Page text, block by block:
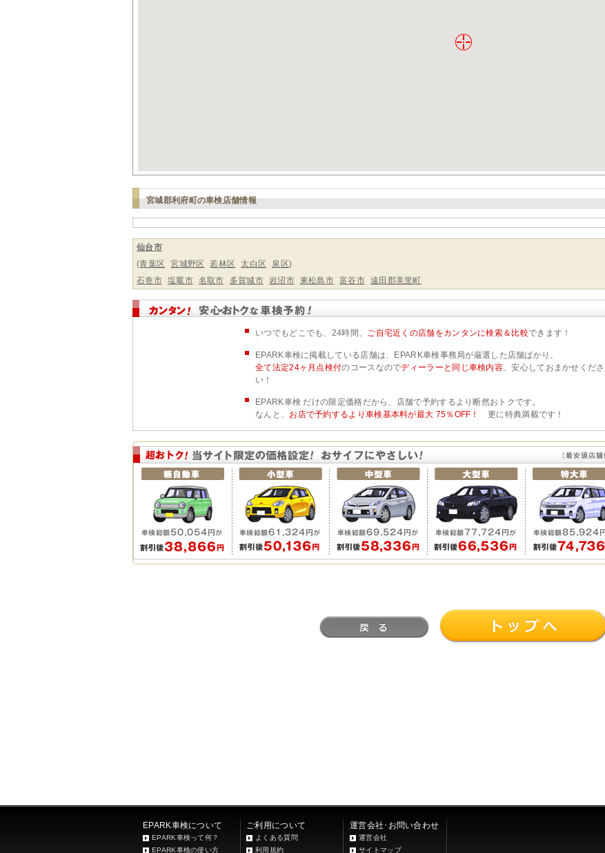
宮城郡利府町の車検店舗情報
仙台市
(青葉区 宮城野区 若林区 太白区 泉区)
石巻市 塩竈市 名取市 多賀城市 岩沼市 東松島市 富谷市 遠田郡美里町
いつでもどこでも、24時間、 ご自宅近くの店舗をカンタンに検索＆比較できます！
EPARK車検に掲載している店舗は、EPARK車検事務局が厳選した店舗ばかり、
全て法定24ヶ月点検付のコースなのでディーラーと同じ車検内容、安心しておまかせくださ
い！
EPARK車検 だけの限定価格だから、店舗で予約するより断然おトクです。
なんと、 お店で予約するより車検基本料が最大 75％OFF！ 更に特典満載です！